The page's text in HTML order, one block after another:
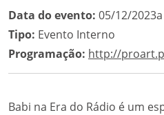
Data do evento: 05/12/
Tipo: Evento Interno
Programação: http://
Babi na Era do Rádio é um